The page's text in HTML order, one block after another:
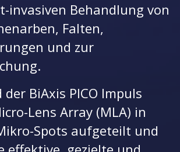
invasiven Behandlung von
Falten,
und zur
BiAxis PICO Impuls
Lens Array (MLA) in
Spots aufgeteilt und